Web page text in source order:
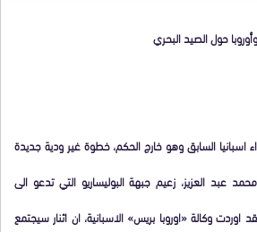
حول الصيد البحري
اسبانيا السابق وهو خارج الحكم، خطوة غير ودية جديدة
عبد العزيز، زعيم جبهة البوليساريو التي تدعو الى
وكالة «اوروبا بريس» الاسبانية، ان اثنار سيجتمع